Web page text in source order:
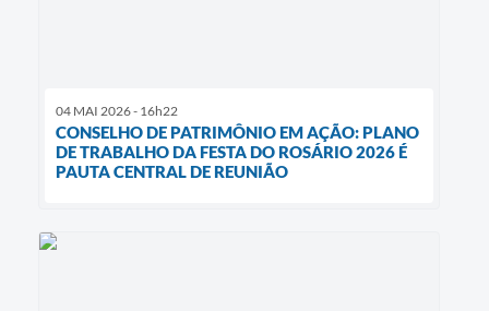
04 MAI 2026 - 16h22
CONSELHO DE PATRIMÔNIO EM AÇÃO: PLANO
DE TRABALHO DA FESTA DO ROSÁRIO 2026 É
PAUTA CENTRAL DE REUNIÃO